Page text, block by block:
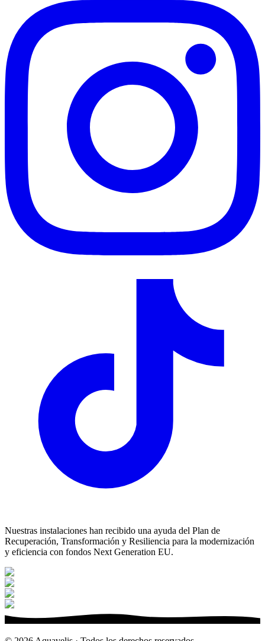
Nuestras instalaciones han recibido una ayuda del Plan de
Recuperación, Transformación y Resiliencia para la modernización
y eficiencia con fondos Next Generation EU.